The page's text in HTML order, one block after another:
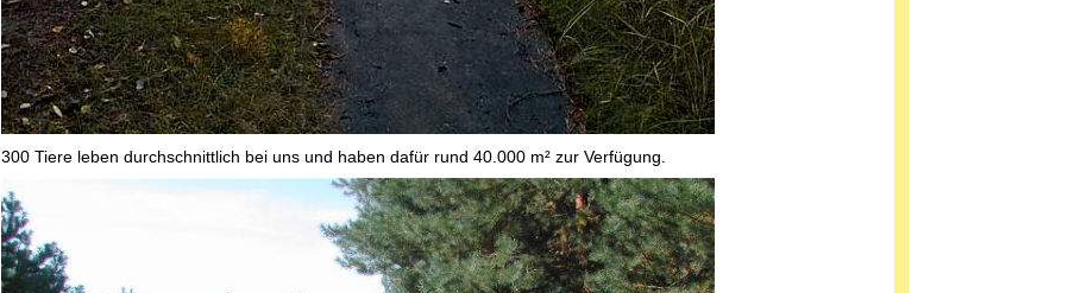
300 Tiere leben durchschnittlich bei uns und haben dafür rund 40.000 m² zur Verfügung.